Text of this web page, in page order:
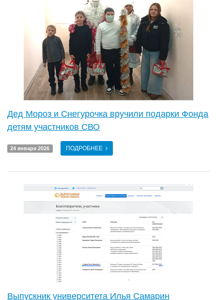
Дед Мороз и Снегурочка вручили подарки Фонда
детям участников СВО
24 января 2026 ПОДРОБНЕЕ
Выпускник университета Илья Самарин